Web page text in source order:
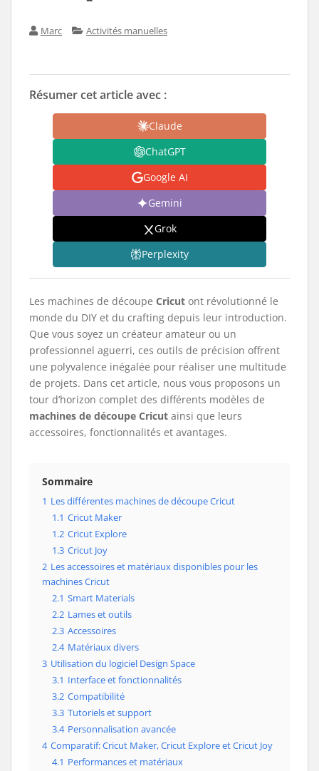
Marc Activités manuelles
Résumer cet article avec :
Claude
ChatGPT
Google AI
Gemini
Grok
Perplexity
Les machines de découpe Cricut ont révolutionné le
monde du DIY et du crafting depuis leur introduction.
Que vous soyez un créateur amateur ou un
professionnel aguerri, ces outils de précision offrent
une polyvalence inégalée pour réaliser une multitude
de projets. Dans cet article, nous vous proposons un
tour d’horizon complet des différents modèles de
machines de découpe Cricut ainsi que leurs
accessoires, fonctionnalités et avantages.
Sommaire
1 Les différentes machines de découpe Cricut
1.1 Cricut Maker
1.2 Cricut Explore
1.3 Cricut Joy
2 Les accessoires et matériaux disponibles pour les
machines Cricut
2.1 Smart Materials
2.2 Lames et outils
2.3 Accessoires
2.4 Matériaux divers
3 Utilisation du logiciel Design Space
3.1 Interface et fonctionnalités
3.2 Compatibilité
3.3 Tutoriels et support
3.4 Personnalisation avancée
4 Comparatif: Cricut Maker, Cricut Explore et Cricut Joy
4.1 Performances et matériaux